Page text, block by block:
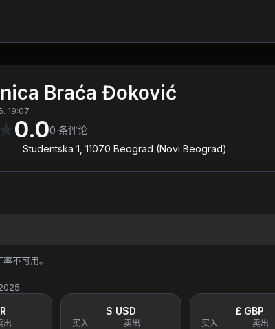
Braća Đoković
19:07
★0.00 条评论
Studentska 1, 11070 Beograd (Novi Beograd)
不可用。
出
$ USD
买入
卖出
£ GBP
买入
卖出